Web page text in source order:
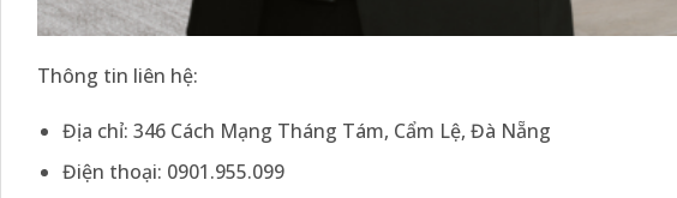
Thông tin liên hệ:
Địa chỉ: 346 Cách Mạng Tháng Tám, Cẩm Lệ, Đà Nẵng
Điện thoại: 0901.955.099